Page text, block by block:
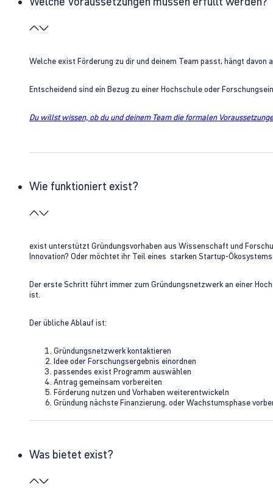
Welche exist Förderung zu dir und deinem Team passt, hängt
Entscheidend sind ein Bezug zu einer Hochschule oder
Du willst wissen, ob du und deinem Team die formalen
Wie funktioniert exist?
exist unterstützt Gründungsvorhaben aus Wissenschaft und
Innovation? Oder möchtet ihr Teil eines starken Startup-
Der erste Schritt führt immer zum Gründungsnetzwerk an einer
ist.
Der übliche Ablauf ist:
Gründungsnetzwerk kontaktieren
Idee oder Forschungsergebnis einordnen
passendes exist Programm auswählen
Antrag gemeinsam vorbereiten
Förderung nutzen und Vorhaben weiterentwickeln
Gründung nächste Finanzierung, oder Wachstumsphase
Was bietet exist?